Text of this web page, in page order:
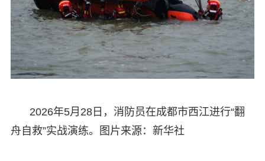
2026年5月28日，消防员在成都市西江进行“翻
舟自救”实战演练。图片来源：新华社